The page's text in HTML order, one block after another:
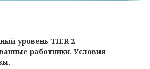
уровень TIER 2 -
работники. Условия